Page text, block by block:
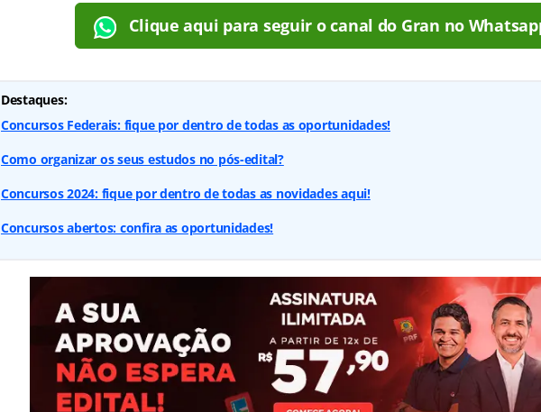
Clique aqui para seguir o canal do Gran no
Destaques:
Concursos Federais: fique por dentro de todas as oportunidades!
Como organizar os seus estudos no pós-edital?
Concursos 2024: fique por dentro de todas as novidades aqui!
Concursos abertos: confira as oportunidades!